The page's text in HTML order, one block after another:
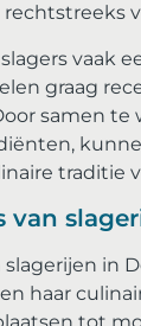
vaak
graag
samen
traditie
van
slagerijen in
haar